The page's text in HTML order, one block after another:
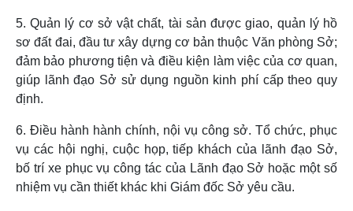
5. Quản lý cơ sở vật chất, tài sản được giao, quản lý hồ
sơ đất đai, đầu tư xây dựng cơ bản thuộc Văn phòng Sở;
đảm bảo phương tiện và điều kiện làm việc của cơ quan,
giúp lãnh đạo Sở sử dụng nguồn kinh phí cấp theo quy
định.
6. Điều hành hành chính, nội vụ công sở. Tổ chức, phục
vụ các hội nghị, cuộc họp, tiếp khách của lãnh đạo Sở,
bố trí xe phục vụ công tác của Lãnh đạo Sở hoặc một số
nhiệm vụ cần thiết khác khi Giám đốc Sở yêu cầu.